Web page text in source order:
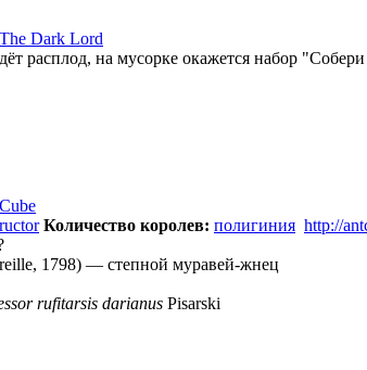
The Dark Lord
расплод, на мусорке окажется набор
Cube
Количество королев: полигиния http://
1798) — степной муравей-жнец
rufitarsis darianus Pisarski